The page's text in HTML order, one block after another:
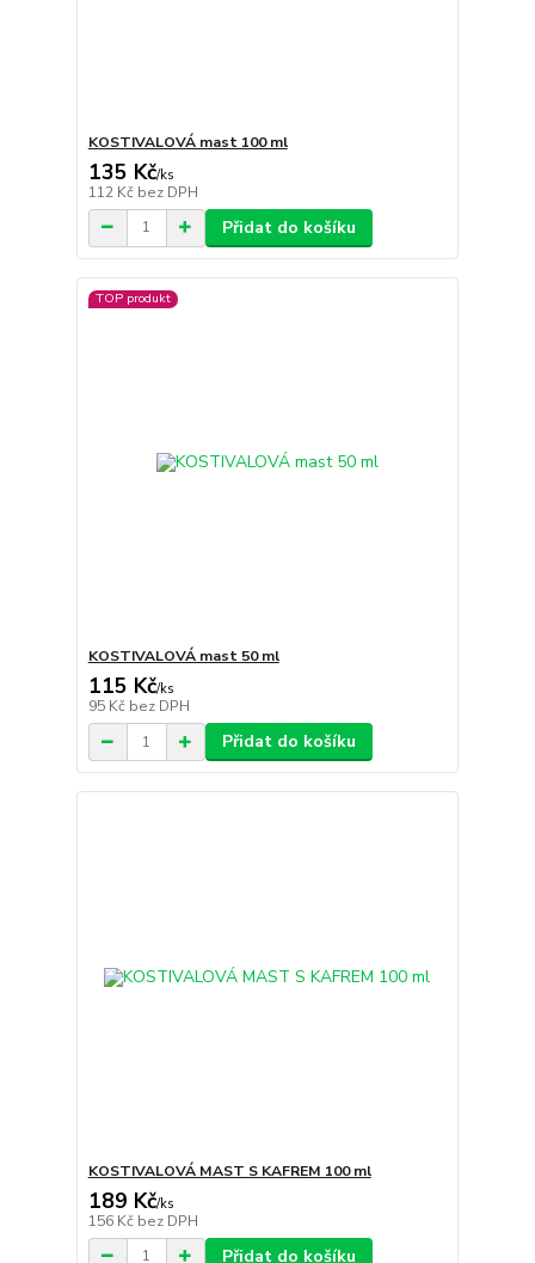
KOSTIVALOVÁ mast 100 ml
135 Kč/ks
112 Kč bez DPH
Přidat do košíku
TOP produkt
KOSTIVALOVÁ mast 50 ml
115 Kč/ks
95 Kč bez DPH
Přidat do košíku
KOSTIVALOVÁ MAST S KAFREM 100 ml
189 Kč/ks
156 Kč bez DPH
Přidat do košíku